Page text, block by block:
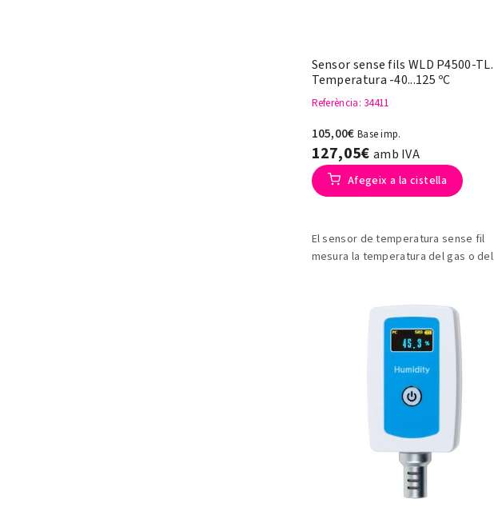
Sensor sense fils WLD P4500-TL.
Temperatura -40...125 ºC
Referència: 34411
105,00€ Base imp.
127,05€ amb IVA
Afegeix a la cistella
El sensor de temperatura sense fil
mesura la temperatura del gas o del